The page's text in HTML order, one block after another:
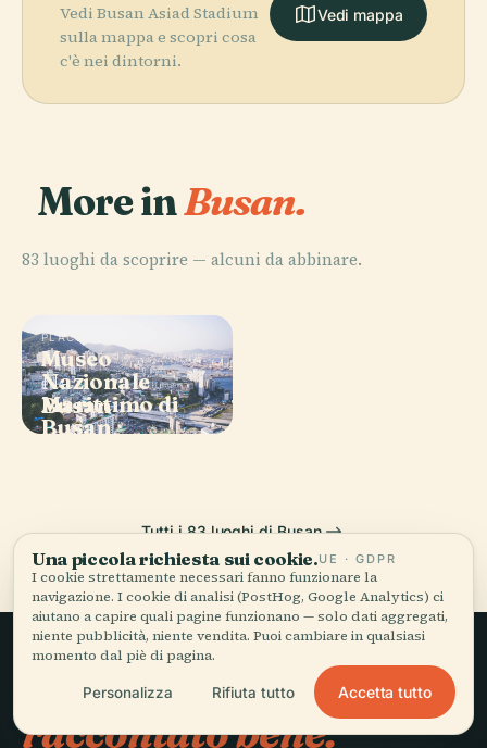
Vedi Busan Asiad Stadium
sulla mappa e scopri cosa
c'è nei dintorni.
Vedi mappa
More inBusan.
83 luoghi da scoprire — alcuni da abbinare.
PLACE
Busan
PLACE
Museo
Nazionale
Marittimo di
Busan
Tutti i 83 luoghi di Busan
Viaggio lento,
raccontato bene.
Una piccola richiesta sui cookie.UE · GDPR
I cookie strettamente necessari fanno funzionare la
navigazione. I cookie di analisi (PostHog, Google Analytics) ci
aiutano a capire quali pagine funzionano — solo dati aggregati,
niente pubblicità, niente vendita. Puoi cambiare in qualsiasi
momento dal piè di pagina.
Personalizza Rifiuta tutto Accetta tutto